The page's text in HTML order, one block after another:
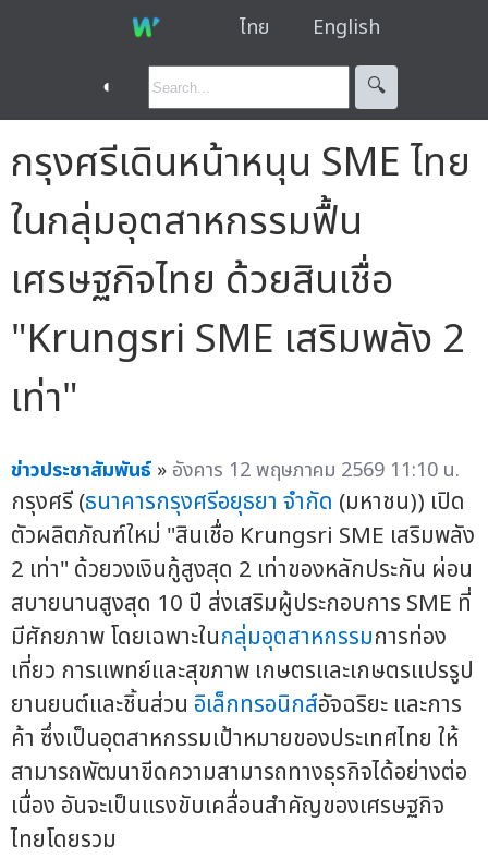
ไทย English
◐ 🔍︎
กรุงศรีเดินหน้าหนุน SME ไทย
ในกลุ่มอุตสาหกรรมฟื้น
เศรษฐกิจไทย ด้วยสินเชื่อ
"Krungsri SME เสริมพลัง 2
เท่า"
ข่าวประชาสัมพันธ์ » อังคาร 12 พฤษภาคม 2569 11:10 น.
กรุงศรี (ธนาคารกรุงศรีอยุธยา จำกัด (มหาชน)) เปิด
ตัวผลิตภัณฑ์ใหม่ "สินเชื่อ Krungsri SME เสริมพลัง
2 เท่า" ด้วยวงเงินกู้สูงสุด 2 เท่าของหลักประกัน ผ่อน
สบายนานสูงสุด 10 ปี ส่งเสริมผู้ประกอบการ SME ที่
มีศักยภาพ โดยเฉพาะในกลุ่มอุตสาหกรรมการท่อง
เที่ยว การแพทย์และสุขภาพ เกษตรและเกษตรแปรรูป
ยานยนต์และชิ้นส่วน อิเล็กทรอนิกส์อัจฉริยะ และการ
ค้า ซึ่งเป็นอุตสาหกรรมเป้าหมายของประเทศไทย ให้
สามารถพัฒนาขีดความสามารถทางธุรกิจได้อย่างต่อ
เนื่อง อันจะเป็นแรงขับเคลื่อนสำคัญของเศรษฐกิจ
ไทยโดยรวม